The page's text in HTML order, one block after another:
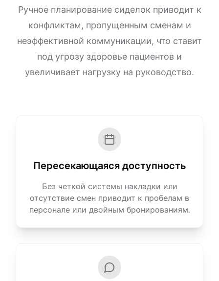
Ручное планирование сиделок приводит к
конфликтам, пропущенным сменам и
неэффективной коммуникации, что ставит
под угрозу здоровье пациентов и
увеличивает нагрузку на руководство.
Пересекающаяся доступность
Без четкой системы накладки или
отсутствие смен приводит к пробелам в
персонале или двойным бронированиям.